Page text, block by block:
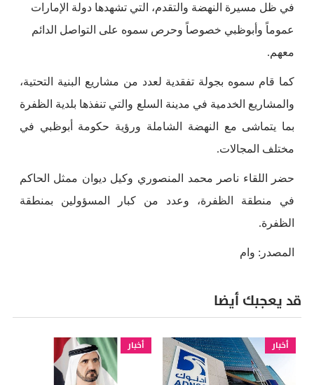
في ظل مسيرة النهضة والتقدم، التي تشهدها دولة الإمارات
عموماً وأبوظبي خصوصاً وحرص سموه على التواصل الدائم
معهم.
كما قام سموه بجولة تفقدية لعدد من مشاريع البنية التحتية،
والمشاريع الخدمية في مدينة السلع والتي تنفذها بلدية الظفرة
بما يتماشى مع النهضة الشاملة ورؤية حكومة أبوظبي في
مختلف المجالات.
حضر اللقاء ناصر محمد المنصوري وكيل ديوان ممثل الحاكم
في منطقة الظفرة، وعدد من كبار المسؤولين بمنطقة
الظفرة.
المصدر: وام
قد يعجبك أيضا
أخبار أخبار